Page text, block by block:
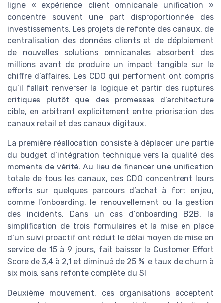
ligne « expérience client omnicanale unification »
concentre souvent une part disproportionnée des
investissements. Les projets de refonte des canaux, de
centralisation des données clients et de déploiement
de nouvelles solutions omnicanales absorbent des
millions avant de produire un impact tangible sur le
chiffre d’affaires. Les CDO qui performent ont compris
qu’il fallait renverser la logique et partir des ruptures
critiques plutôt que des promesses d’architecture
cible, en arbitrant explicitement entre priorisation des
canaux retail et des canaux digitaux.
La première réallocation consiste à déplacer une partie
du budget d’intégration technique vers la qualité des
moments de vérité. Au lieu de financer une unification
totale de tous les canaux, ces CDO concentrent leurs
efforts sur quelques parcours d’achat à fort enjeu,
comme l’onboarding, le renouvellement ou la gestion
des incidents. Dans un cas d’onboarding B2B, la
simplification de trois formulaires et la mise en place
d’un suivi proactif ont réduit le délai moyen de mise en
service de 15 à 9 jours, fait baisser le Customer Effort
Score de 3,4 à 2,1 et diminué de 25 % le taux de churn à
six mois, sans refonte complète du SI.
Deuxième mouvement, ces organisations acceptent